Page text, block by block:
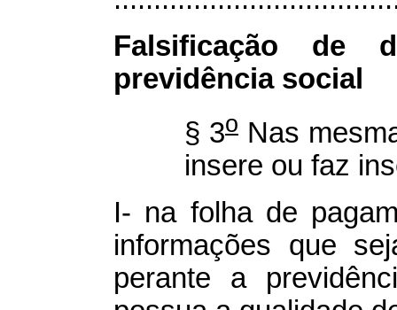
Falsificação de
previdência social
§ 3o Nas
insere ou faz
I- na folha de
informações que
perante a